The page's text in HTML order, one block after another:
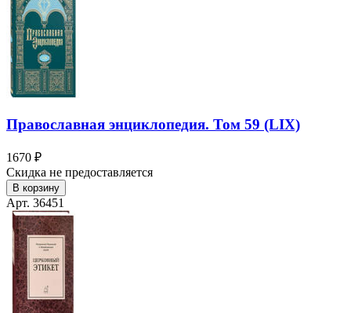
Православная энциклопедия. Том 59 (LIX)
1670 ₽
Скидка не предоставляется
В корзину
Арт. 36451